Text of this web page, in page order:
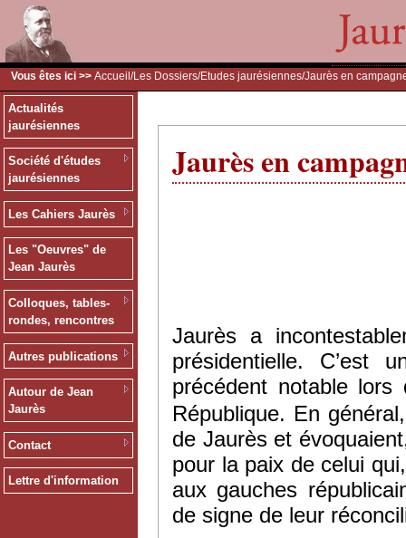
Vous êtes ici >> Accueil /Les Dossiers/Etudes jaurésiennes/Jaurès en
Actualités
jaurésiennes
Société d'études
jaurésiennes
Les Cahiers Jaurès
Les "Oeuvres" de
Jean Jaurès
Colloques, tables-
rondes, rencontres
Autres publications
Autour de Jean
Jaurès
Contact
Lettre d'information
Jaurès en
Jaurès a
présidentielle. C’est
précédent notable
République. En
de Jaurès et
pour la paix de celui
aux gauches
de signe de leur